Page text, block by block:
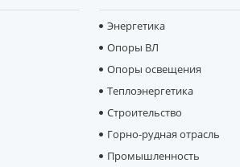
Энергетика
Опоры ВЛ
Опоры освещения
Теплоэнергетика
Строительство
Горно-рудная отрасль
Промышленность